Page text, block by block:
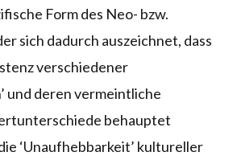
Form des Neo- bzw.
sich dadurch auszeichnet, dass
verschiedener
und deren vermeintliche
behauptet
‘Unaufhebbarkeit’ kultureller